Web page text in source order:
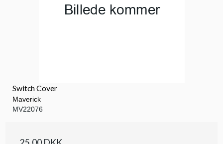
Switch Cover
Maverick
MV22076